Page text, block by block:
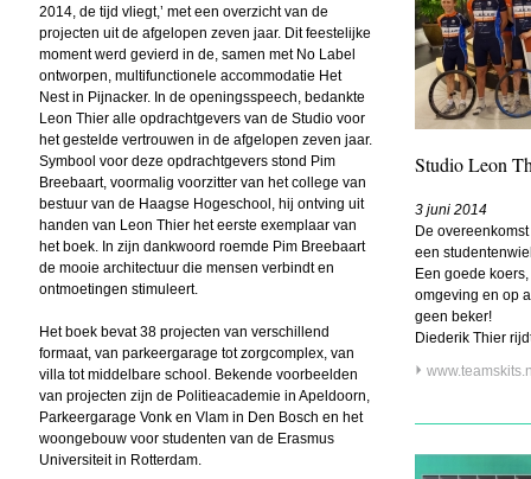
2014, de tijd vliegt,’ met een overzicht van de
projecten uit de afgelopen zeven jaar. Dit feestelijke
moment werd gevierd in de, samen met No Label
ontworpen, multifunctionele accommodatie Het
Nest in Pijnacker. In de openingsspeech, bedankte
Leon Thier alle opdrachtgevers van de Studio voor
het gestelde vertrouwen in de afgelopen zeven jaar.
Symbool voor deze opdrachtgevers stond Pim
Breebaart, voormalig voorzitter van het college van
bestuur van de Haagse Hogeschool, hij ontving uit
handen van Leon Thier het eerste exemplaar van
het boek. In zijn dankwoord roemde Pim Breebaart
de mooie architectuur die mensen verbindt en
ontmoetingen stimuleert.
Het boek bevat 38 projecten van verschillend
formaat, van parkeergarage tot zorgcomplex, van
villa tot middelbare school. Bekende voorbeelden
van projecten zijn de Politieacademie in Apeldoorn,
Parkeergarage Vonk en Vlam in Den Bosch en het
woongebouw voor studenten van de Erasmus
Universiteit in Rotterdam.
Studio Leon
3 juni 2014
De
een
Een goede
omgeving en op
geen beker!
Diederik Thier